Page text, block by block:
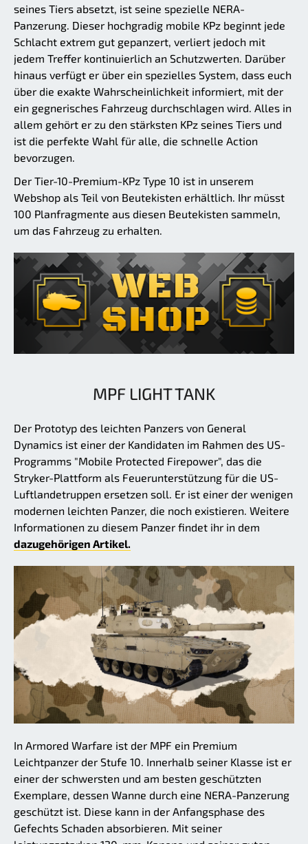
seines Tiers absetzt, ist seine spezielle NERA-
Panzerung. Dieser hochgradig mobile KPz beginnt jede
Schlacht extrem gut gepanzert, verliert jedoch mit
jedem Treffer kontinuierlich an Schutzwerten. Darüber
hinaus verfügt er über ein spezielles System, dass euch
über die exakte Wahrscheinlichkeit informiert, mit der
ein gegnerisches Fahrzeug durchschlagen wird. Alles in
allem gehört er zu den stärksten KPz seines Tiers und
ist die perfekte Wahl für alle, die schnelle Action
bevorzugen.
Der Tier-10-Premium-KPz Type 10 ist in unserem
Webshop als Teil von Beutekisten erhältlich. Ihr müsst
100 Planfragmente aus diesen Beutekisten sammeln,
um das Fahrzeug zu erhalten.
MPF LIGHT TANK
Der Prototyp des leichten Panzers von General
Dynamics ist einer der Kandidaten im Rahmen des US-
Programms "Mobile Protected Firepower", das die
Stryker-Plattform als Feuerunterstützung für die US-
Luftlandetruppen ersetzen soll. Er ist einer der wenigen
modernen leichten Panzer, die noch existieren. Weitere
Informationen zu diesem Panzer findet ihr in dem
dazugehörigen Artikel.
In Armored Warfare ist der MPF ein Premium
Leichtpanzer der Stufe 10. Innerhalb seiner Klasse ist er
einer der schwersten und am besten geschützten
Exemplare, dessen Wanne durch eine NERA-Panzerung
geschützt ist. Diese kann in der Anfangsphase des
Gefechts Schaden absorbieren. Mit seiner